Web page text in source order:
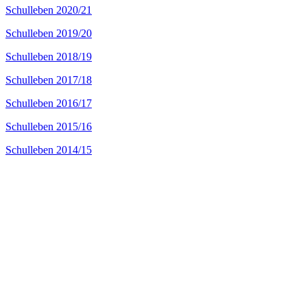
Schulleben 2020/21
Schulleben 2019/20
Schulleben 2018/19
Schulleben 2017/18
Schulleben 2016/17
Schulleben 2015/16
Schulleben 2014/15